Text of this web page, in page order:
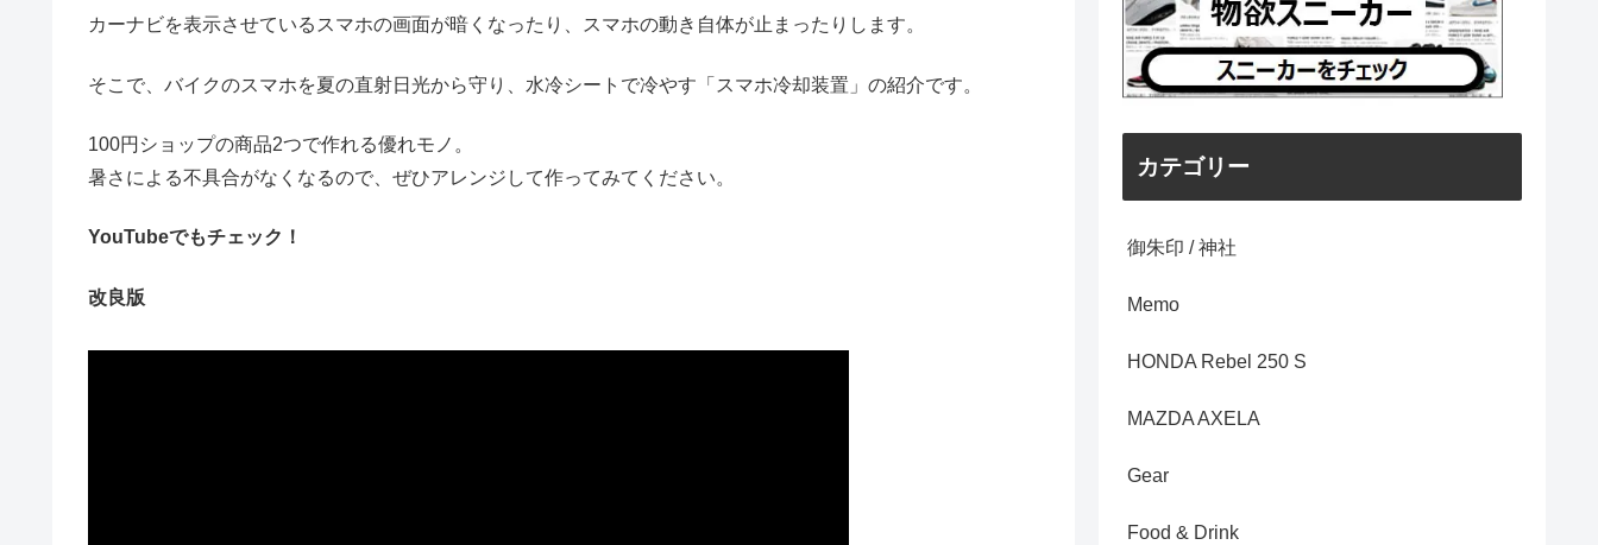
カーナビを表示させているスマホの画面が暗くなったり、スマホの動き自体が止まったりします。
そこで、バイクのスマホを夏の直射日光から守り、水冷シートで冷やす「スマホ冷却装置」の紹介です。
100円ショップの商品2つで作れる優れモノ。
暑さによる不具合がなくなるので、ぜひアレンジして作ってみてください。
YouTubeでもチェック！
改良版
カテゴリー
御朱印 / 神社
Memo
HONDA Rebel 250 S
MAZDA AXELA
Gear
Food & Drink